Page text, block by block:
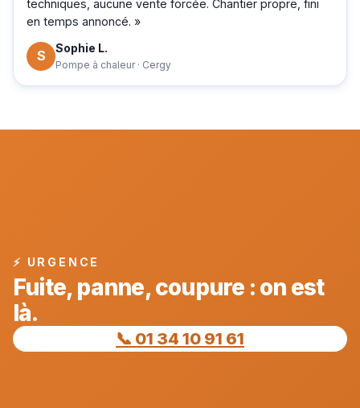
techniques, aucune vente forcée. Chantier propre, fini
en temps annoncé. »
S Sophie L.
Pompe à chaleur · Cergy
⚡ URGENCE
Fuite, panne, coupure : on est
là.
📞 01 34 10 91 61